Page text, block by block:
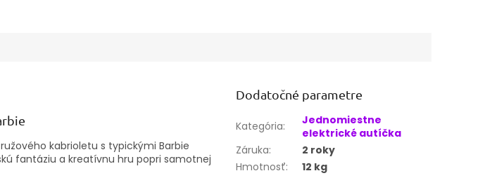
kabrioletu s typickými Barbie
fantáziu a kreatívnu hru popri samotnej
Dodatočné parametre
Kategória:
Jednomiestne
elektrické autíčka
Záruka:
2 roky
Hmotnosť: 12 kg